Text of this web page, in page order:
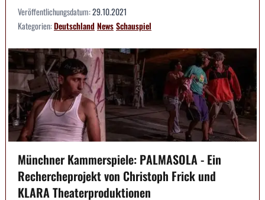
Veröffentlichungsdatum:29.10.2021
Kategorien:DeutschlandNewsSchauspiel
Münchner Kammerspiele: PALMASOLA - Ein
Rechercheprojekt von Christoph Frick und
KLARA Theaterproduktionen